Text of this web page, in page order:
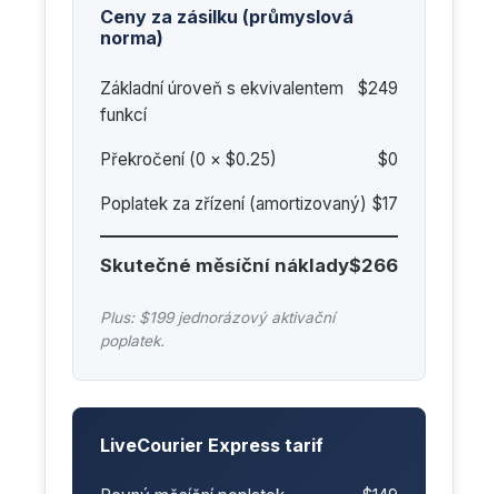
Ceny za zásilku (průmyslová
norma)
Základní úroveň s ekvivalentem
funkcí
$249
Překročení (0 × $0.25) $0
Poplatek za zřízení (amortizovaný) $17
Skutečné měsíční náklady$266
Plus: $199 jednorázový aktivační
poplatek.
LiveCourier Express tarif